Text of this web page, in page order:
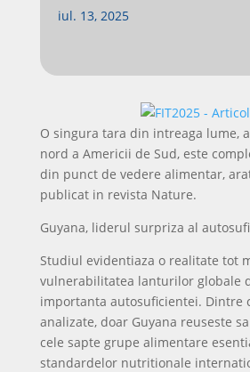
iul. 13, 2025
O singura tara din intreaga lume,
nord a Americii de Sud, este
din punct de vedere alimentar,
publicat in revista Nature.
Guyana, liderul surpriza al
Studiul evidentiaza o realitate tot
vulnerabilitatea lanturilor globale
importanta autosuficientei. Dintre
analizate, doar Guyana reuseste
cele sapte grupe alimentare
standardelor nutritionale